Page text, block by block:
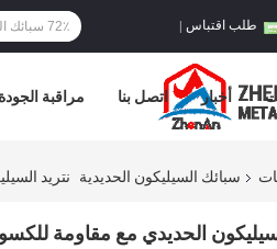
طلب اقتباس
مراقبة الجودة اتصل بنا أخبار
سبائك السيليكون الحديدية نتريد
الحديدي مع مقاومة